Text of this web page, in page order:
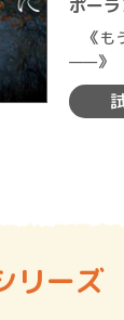
ポー
《も
——》 十年前、プロポーズの直後に暴漢に襲われたエヴァとヴェルネル。目の前
でレイ
リーズ